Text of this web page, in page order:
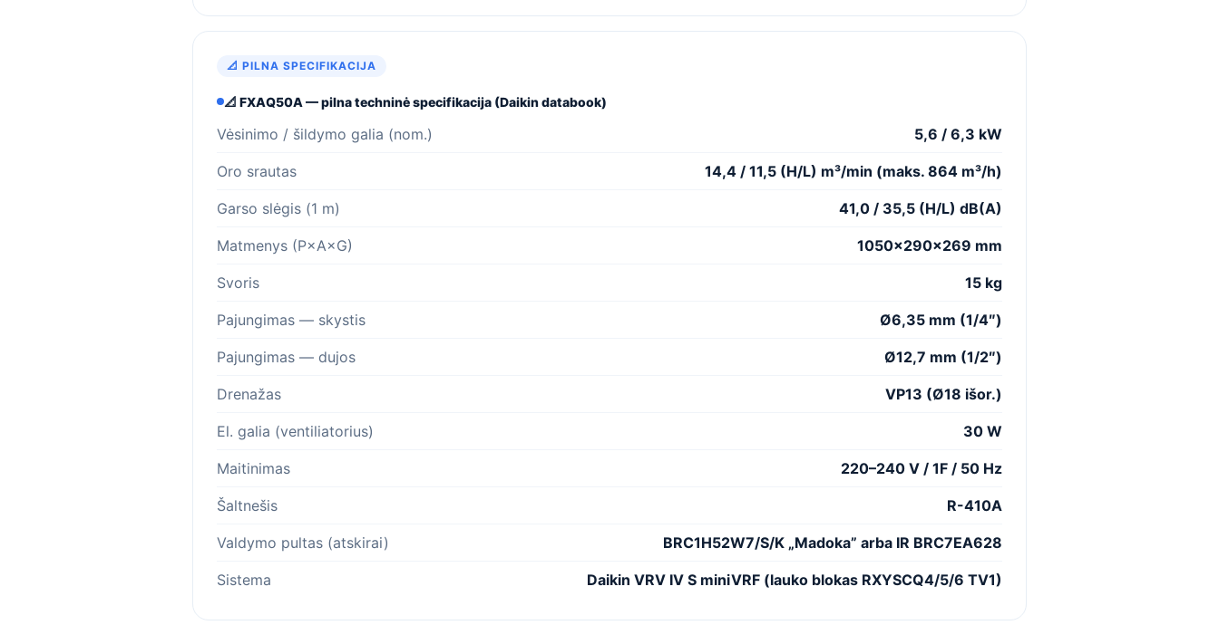
📐 PILNA SPECIFIKACIJA
📐 FXAQ50A — pilna techninė specifikacija (Daikin databook)
Vėsinimo / šildymo galia (nom.) 5,6 / 6,3 kW
Oro srautas 14,4 / 11,5 (H/L) m³/min (maks. 864 m³/h)
Garso slėgis (1 m) 41,0 / 35,5 (H/L) dB(A)
Matmenys (P×A×G) 1050×290×269 mm
Svoris 15 kg
Pajungimas — skystis Ø6,35 mm (1/4″)
Pajungimas — dujos Ø12,7 mm (1/2″)
Drenažas VP13 (Ø18 išor.)
El. galia (ventiliatorius) 30 W
Maitinimas 220–240 V / 1F / 50 Hz
Šaltnešis R-410A
Valdymo pultas (atskirai) BRC1H52W7/S/K „Madoka” arba IR BRC7EA628
Sistema Daikin VRV IV S miniVRF (lauko blokas RXYSCQ4/5/6 TV1)